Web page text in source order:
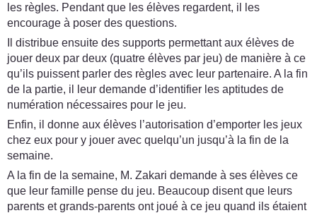
les règles. Pendant que les élèves regardent, il les
encourage à poser des questions.
Il distribue ensuite des supports permettant aux élèves de
jouer deux par deux (quatre élèves par jeu) de manière à ce
qu’ils puissent parler des règles avec leur partenaire. A la fin
de la partie, il leur demande d’identifier les aptitudes de
numération nécessaires pour le jeu.
Enfin, il donne aux élèves l’autorisation d’emporter les jeux
chez eux pour y jouer avec quelqu’un jusqu’à la fin de la
semaine.
A la fin de la semaine, M. Zakari demande à ses élèves ce
que leur famille pense du jeu. Beaucoup disent que leurs
parents et grands-parents ont joué à ce jeu quand ils étaient